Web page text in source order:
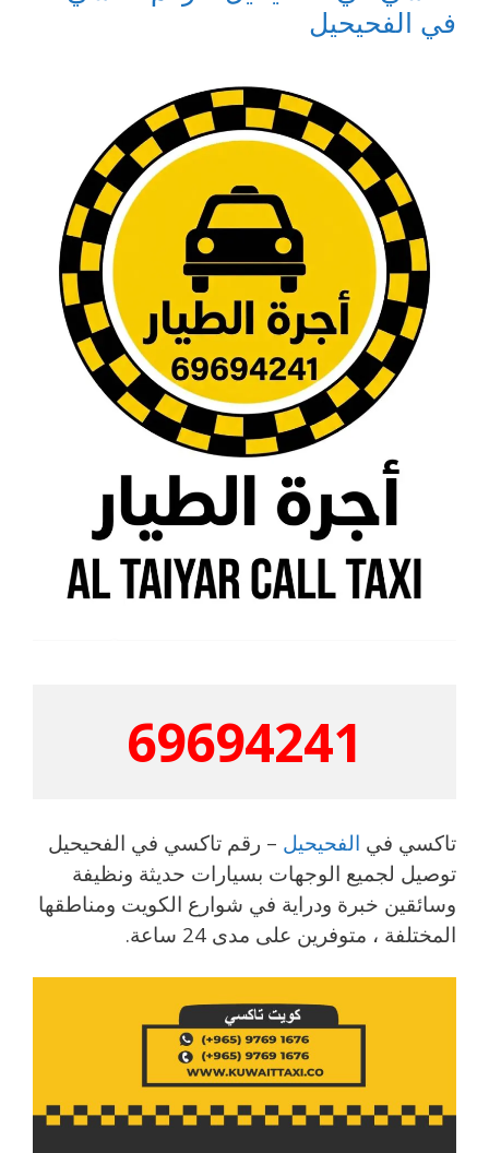
في الفحيحيل
69694241
تاكسي في الفحيحيل – رقم تاكسي في الفحيحيل
توصيل لجميع الوجهات بسيارات حديثة ونظيفة
وسائقين خبرة ودراية في شوارع الكويت ومناطقها
المختلفة ، متوفرين على مدى 24 ساعة.